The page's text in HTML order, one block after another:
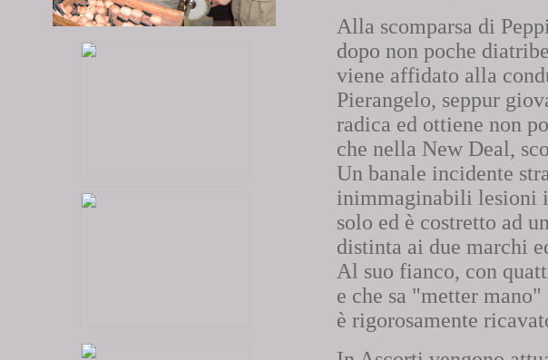
Alla scomparsa di
dopo non poche
viene affidato alla
Pierangelo, seppur
radica ed ottiene non
che nella New Deal,
Un banale incidente
inimmaginabili lesioni
solo ed è costretto ad
distinta ai due marchi
Al suo fianco, con
e che sa "metter
è rigorosamente